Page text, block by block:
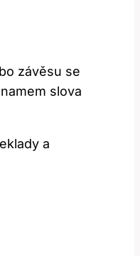
závěsu se
slova
a